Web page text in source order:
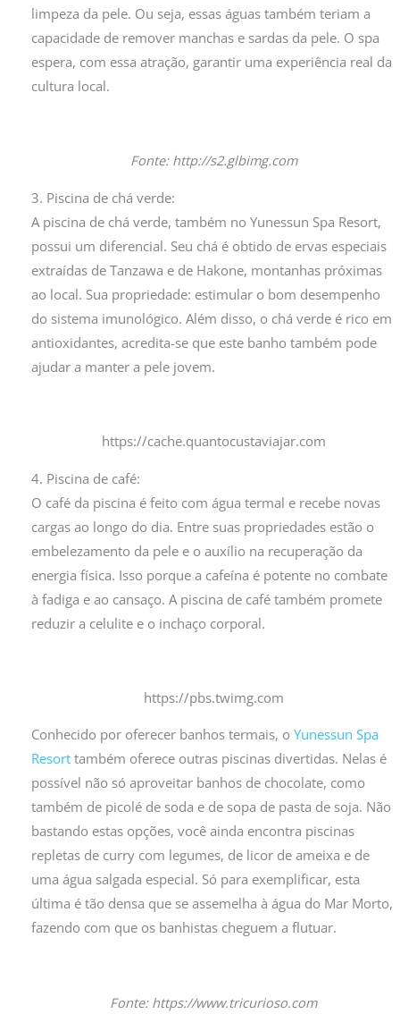
limpeza da pele. Ou seja, essas águas também teriam a
capacidade de remover manchas e sardas da pele. O spa
espera, com essa atração, garantir uma experiência real da
cultura local.
Fonte: http://s2.glbimg.com
3. Piscina de chá verde:
A piscina de chá verde, também no Yunessun Spa Resort,
possui um diferencial. Seu chá é obtido de ervas especiais
extraídas de Tanzawa e de Hakone, montanhas próximas
ao local. Sua propriedade: estimular o bom desempenho
do sistema imunológico. Além disso, o chá verde é rico em
antioxidantes, acredita-se que este banho também pode
ajudar a manter a pele jovem.
https://cache.quantocustaviajar.com
4. Piscina de café:
O café da piscina é feito com água termal e recebe novas
cargas ao longo do dia. Entre suas propriedades estão o
embelezamento da pele e o auxílio na recuperação da
energia física. Isso porque a cafeína é potente no combate
à fadiga e ao cansaço. A piscina de café também promete
reduzir a celulite e o inchaço corporal.
https://pbs.twimg.com
Conhecido por oferecer banhos termais, o Yunessun Spa
Resort também oferece outras piscinas divertidas. Nelas é
possível não só aproveitar banhos de chocolate, como
também de picolé de soda e de sopa de pasta de soja. Não
bastando estas opções, você ainda encontra piscinas
repletas de curry com legumes, de licor de ameixa e de
uma água salgada especial. Só para exemplificar, esta
última é tão densa que se assemelha à água do Mar Morto,
fazendo com que os banhistas cheguem a flutuar.
Fonte: https://www.tricurioso.com